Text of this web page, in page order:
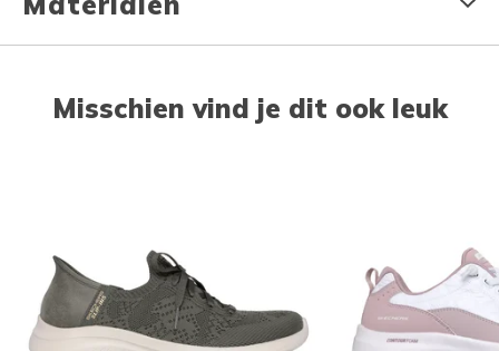
Misschien vind je dit ook leuk